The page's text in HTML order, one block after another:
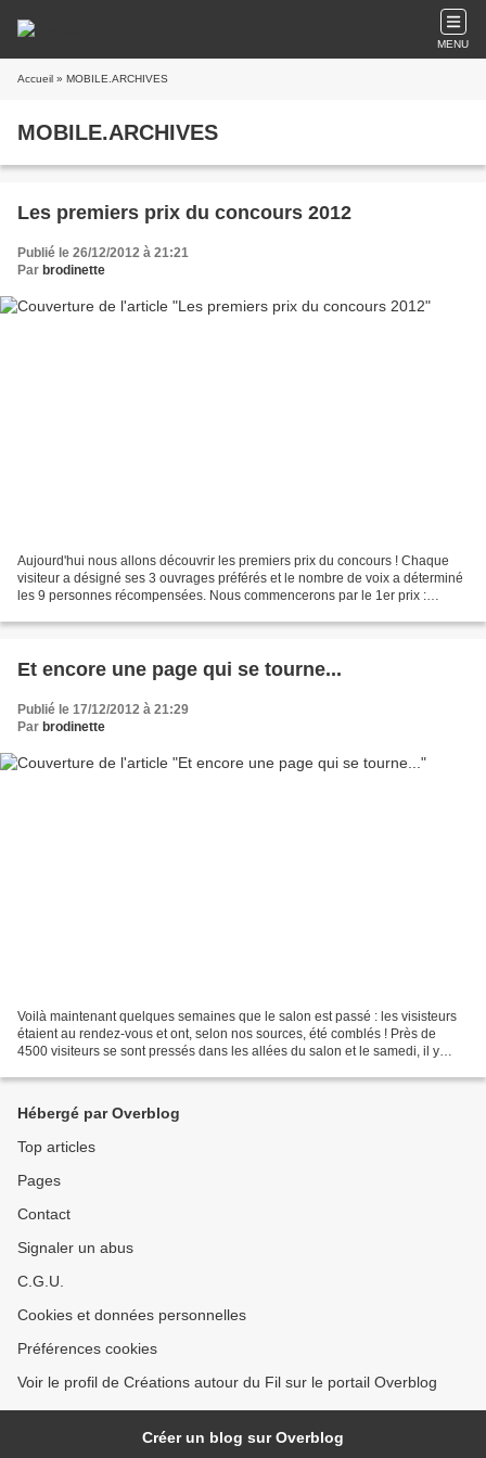
MENU
Accueil » MOBILE.ARCHIVES
MOBILE.ARCHIVES
Les premiers prix du concours 2012
Publié le 26/12/2012 à 21:21
Par brodinette
Aujourd'hui nous allons découvrir les premiers prix du concours ! Chaque
visiteur a désigné ses 3 ouvrages préférés et le nombre de voix a déterminé
les 9 personnes récompensées. Nous commencerons par le 1er prix :
Et encore une page qui se tourne...
Publié le 17/12/2012 à 21:29
Par brodinette
Voilà maintenant quelques semaines que le salon est passé : les visisteurs
étaient au rendez-vous et ont, selon nos sources, été comblés ! Près de
4500 visiteurs se sont pressés dans les allées du salon et le samedi, il y
Hébergé par Overblog
Top articles
Pages
Contact
Signaler un abus
C.G.U.
Cookies et données personnelles
Préférences cookies
Voir le profil de Créations autour du Fil sur le portail Overblog
Créer un blog sur Overblog